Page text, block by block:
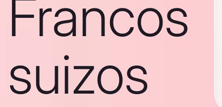
Francos
suizos